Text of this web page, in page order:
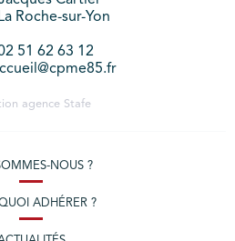
Roche-sur-Yon
02 51 62 63 12
agence Stafe
NOUS ?
ADHÉRER ?